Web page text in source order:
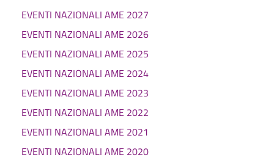
EVENTI NAZIONALI AME 2027
EVENTI NAZIONALI AME 2026
EVENTI NAZIONALI AME 2025
EVENTI NAZIONALI AME 2024
EVENTI NAZIONALI AME 2023
EVENTI NAZIONALI AME 2022
EVENTI NAZIONALI AME 2021
EVENTI NAZIONALI AME 2020